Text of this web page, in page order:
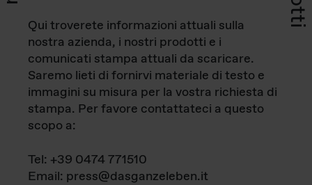
Qui troverete informazioni attuali sulla
nostra azienda, i nostri prodotti e i
comunicati stampa attuali da scaricare.
Saremo lieti di fornirvi materiale di testo e
immagini su misura per la vostra richiesta di
stampa. Per favore contattateci a questo
scopo a:
Tel: +39 0474 771510
Email: press@dasganzeleben.it